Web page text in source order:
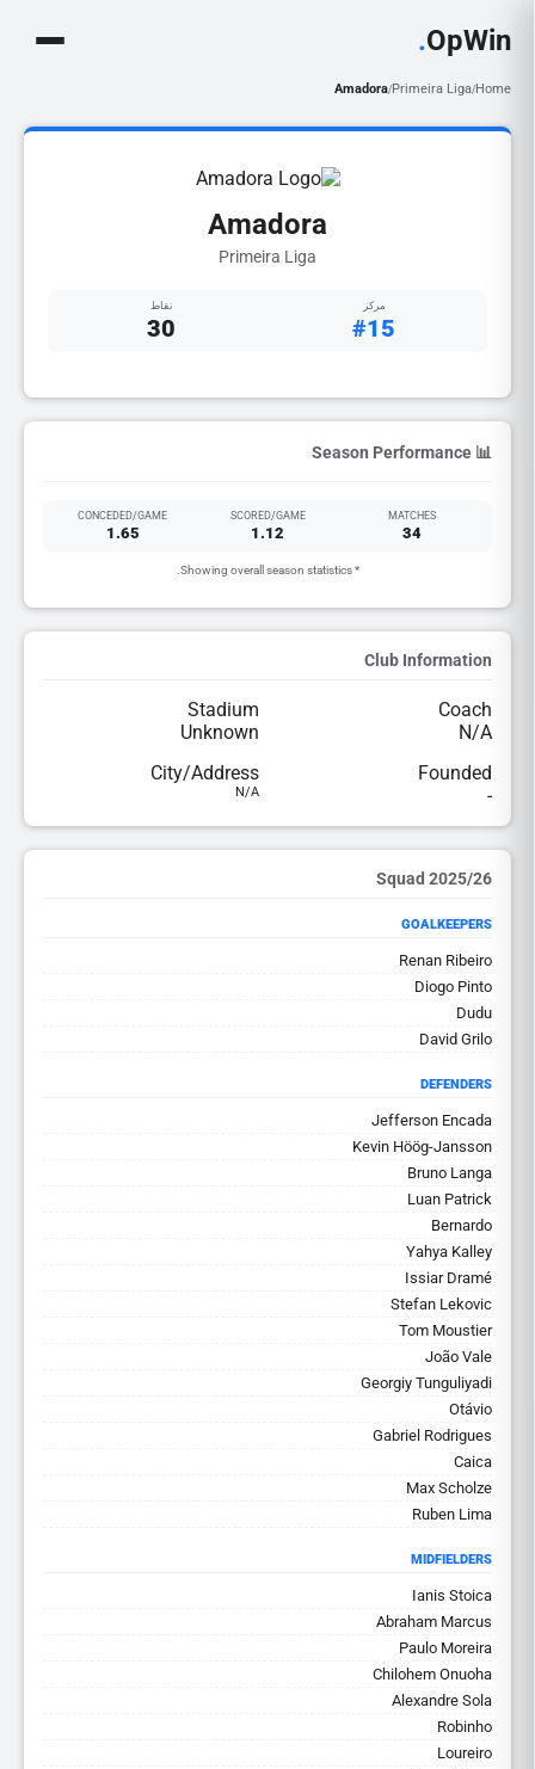
OpWin
.
Home
/
Primeira Liga
/
Amadora
Amadora
Primeira Liga
مركز
#15
نقاط
30
📊 Season Performance
MATCHES
34
SCORED/GAME
1.12
CONCEDED/GAME
1.65
* Showing overall season statistics.
Club Information
Coach
N/A
Stadium
Unknown
Founded
-
City/Address
N/A
2025/26 Squad
GOALKEEPERS
Renan Ribeiro
Diogo Pinto
Dudu
David Grilo
DEFENDERS
Jefferson Encada
Kevin Höög-Jansson
Bruno Langa
Luan Patrick
Bernardo
Yahya Kalley
Issiar Dramé
Stefan Lekovic
Tom Moustier
João Vale
Georgiy Tunguliyadi
Otávio
Gabriel Rodrigues
Caica
Max Scholze
Ruben Lima
MIDFIELDERS
Ianis Stoica
Abraham Marcus
Paulo Moreira
Chilohem Onuoha
Alexandre Sola
Robinho
Loureiro